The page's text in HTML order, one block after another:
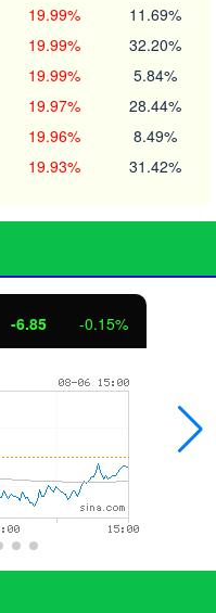
19.99% 11.69%
19.99% 32.20%
19.99% 5.84%
19.97% 28.44%
19.96% 8.49%
19.93% 31.42%
-6.85 -0.15%